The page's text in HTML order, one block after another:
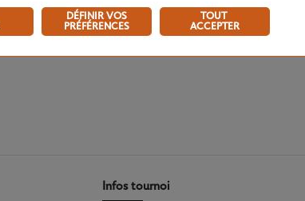
Infos tournoi
DÉFINIR VOS
PRÉFÉRENCES
TOUT
ACCEPTER